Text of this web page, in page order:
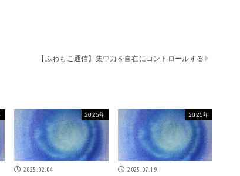
【ふわもこ通信】集中力を自在にコントロールする
2025年
2025.02.04
2025年
2025.07.19